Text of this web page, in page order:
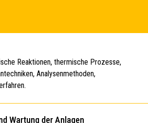
Reaktionen, thermische Prozesse,
Analysenmethoden,
Wartung der Anlagen